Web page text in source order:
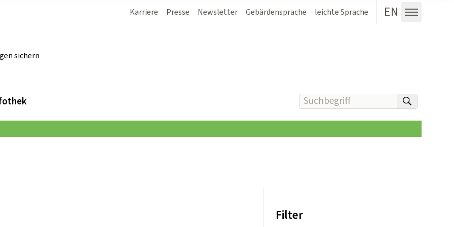
sichern
Karriere Presse Newsletter Gebärdensprache leichte Sprache EN
Menü
Suchbegriff(e) eingeben
Filter